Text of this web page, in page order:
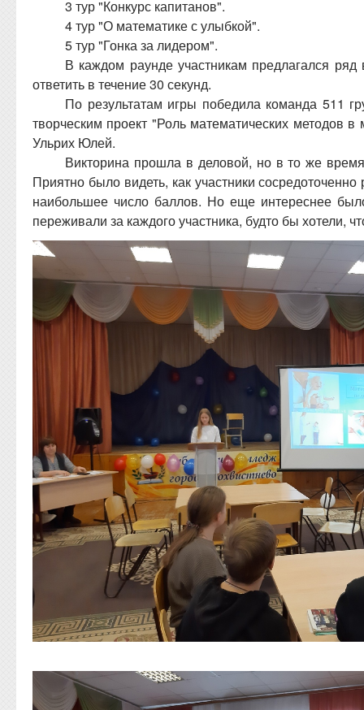
3 тур "Конкурс капитанов".
4 тур "О математике с улыбкой".
5 тур "Гонка за лидером".
В каждом раунде участникам предлагался
ответить в течение 30 секунд.
По результатам игры победила команда 511
творческим проект "Роль математических методов
Ульрих Юлей.
Викторина прошла в деловой, но в то же
Приятно было видеть, как участники
наибольшее число баллов. Но еще интереснее
переживали за каждого участника, будто бы хотели,